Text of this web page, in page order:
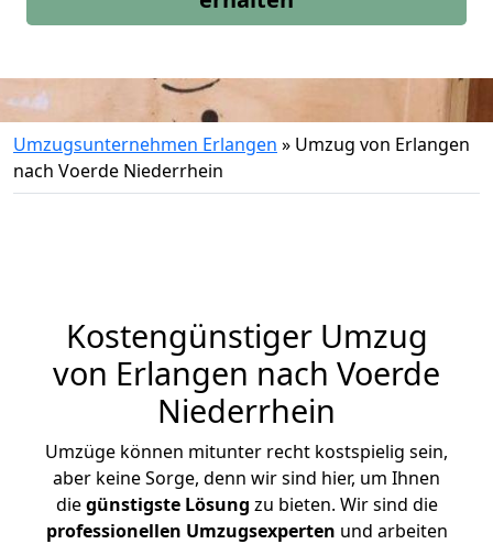
Umzugsunternehmen Erlangen » Umzug von Erlangen
nach Voerde Niederrhein
Kostengünstiger Umzug
von Erlangen nach Voerde
Niederrhein
Umzüge können mitunter recht kostspielig sein,
aber keine Sorge, denn wir sind hier, um Ihnen
diegünstigste Lösung zu bieten. Wir sind die
professionellen Umzugsexperten und arbeiten